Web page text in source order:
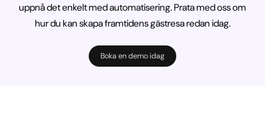
uppnå det enkelt med automatisering. Prata med oss om
hur du kan skapa framtidens gästresa redan idag.
Boka en demo idag